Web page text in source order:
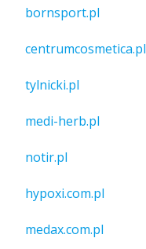
bornsport.pl
centrumcosmetica.pl
tylnicki.pl
medi-herb.pl
notir.pl
hypoxi.com.pl
medax.com.pl